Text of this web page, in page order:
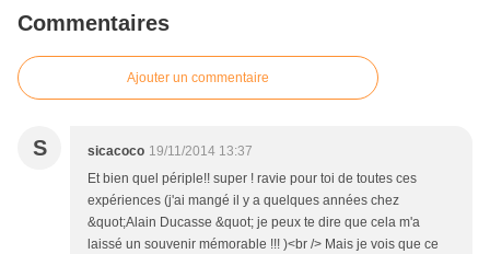
Commentaires
Ajouter un commentaire
S sicacoco 19/11/2014 13:37
Et bien quel périple!! super ! ravie pour toi de toutes ces
expériences (j'ai mangé il y a quelques années chez
&quot;Alain Ducasse &quot; je peux te dire que cela m'a
laissé un souvenir mémorable !!! )<br /> Mais je vois que ce